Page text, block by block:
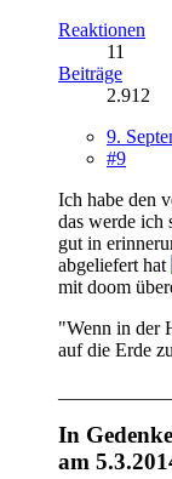
Reaktionen
11
Beiträge
2.912
9.
#9
Ich habe den
das werde ich
gut in
abgeliefert hat
mit doom
"Wenn in der
auf die Erde
In
am